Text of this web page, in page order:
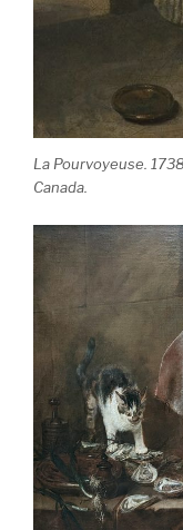
La Pourvoyeuse.
Canada.